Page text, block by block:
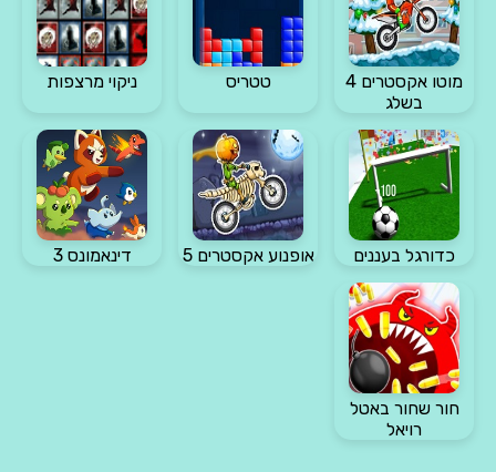
מוטו אקסטרים 4
בשלג
טטריס ניקוי מרצפות
כדורגל בעננים אופנוע אקסטרים 5 דינאמונס 3
חור שחור באטל
רויאל